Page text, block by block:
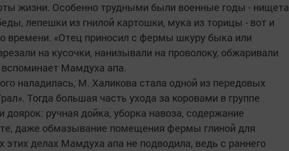
жизни. Особенно трудными были военные годы -
лепешки из гнилой картошки, мука из торицы - вот и
времени. «Отец приносил с фермы шкуру быка или
на кусочки, нанизывали на проволоку, обжаривали
вспоминает Мамдуха апа.
наладилась, М. Халикова стала одной из передовых
Тогда большая часть ухода за коровами в группе
доярок: ручная дойка, уборка навоза, содержание
даже обмазывание помещения фермы глиной для
этих делах Мамдуха апа не подводила, ведь с раннего